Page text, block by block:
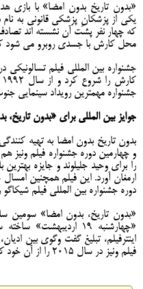
«بدون تاریخ بدون امضا» با بازی
یکی از پزشکانِ پزشکی قانونی به
که چهار نفر پشت آن نشسته اند تصادف
محل کارش با جسدی روبرو می شود
جشنواره مهمترین رویداد سینمایی
جوایز بین المللی برای «بدون تاریخ،
بدون تاریخ بدون امضا به تهیه
و چهارمین دوره جشنواره فیلم ونیز
را برای وحید جلیلوند و جایزه
ارمغان آورد.این فیلم همچنین امسال
دوره جشنواره بین المللی فیلم
«بدون تاریخ، بدون امضا» سومین
اینترفیلم، تبلیغ گفت وگوی بین
فیلم ونیز در سال ۲۰۱۵ را از آن خود کند.